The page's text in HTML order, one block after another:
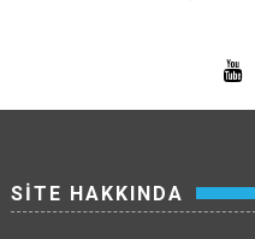
SİTE HAKKINDA